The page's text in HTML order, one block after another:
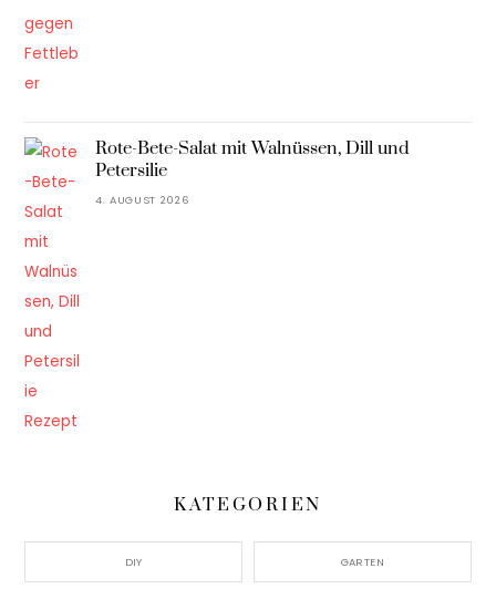
Rote-Bete-Salat mit Walnüssen, Dill und
Petersilie
4. AUGUST 2026
KATEGORIEN
DIY GARTEN